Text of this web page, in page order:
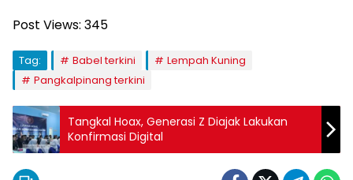
Post Views: 345
Tag: Babel terkini
Lempah Kuning
Pangkalpinang terkini
Tangkal Hoax, Generasi Z Diajak Lakukan
Konfirmasi Digital